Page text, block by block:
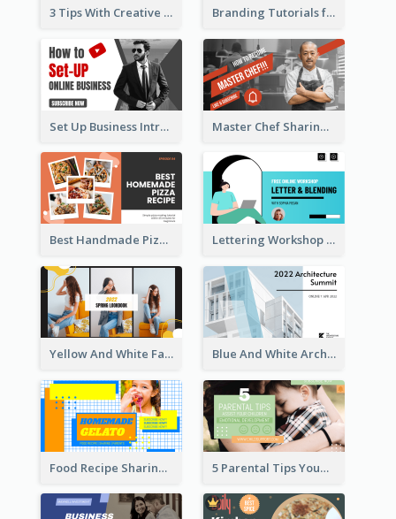
3 Tips With Creative Writing Youtube Thumbnails Branding Tutorials for Design Youtube Thumbnail
Set Up Business Intro YouTube Thumbnail Master Chef Sharing YouTube Thumbnail
Best Handmade Pizza Recipe YouTube Thumbnail Lettering Workshop YouTube Thumbnail Design
Yellow And White Fashion Girl Photo Lookbook YouTube Thumbnail Blue And White Architecture Summit YouTube Thumbnail
Food Recipe Sharing YouTube Thumbnail 5 Parental Tips YouTube Thumbnail